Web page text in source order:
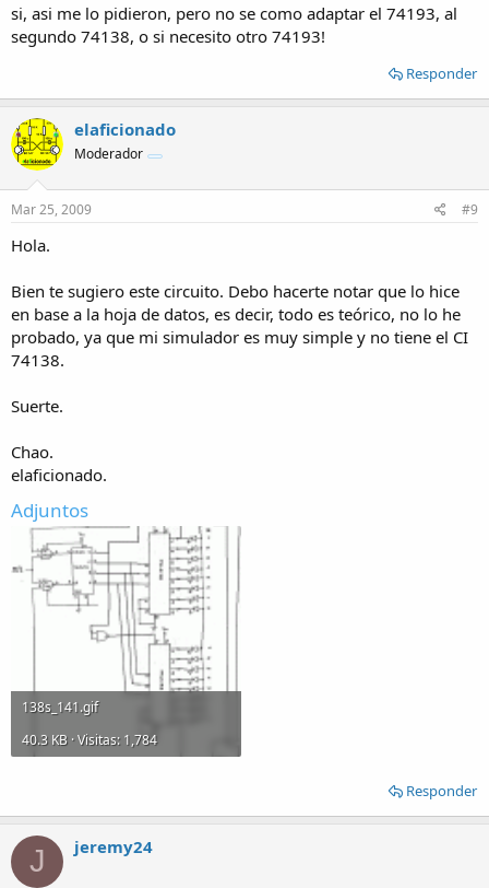
si, asi me lo pidieron, pero no se como adaptar el 74193, al
segundo 74138, o si necesito otro 74193!
Responder
elaficionado
Moderador
Mar 25, 2009 #9
Hola.
Bien te sugiero este circuito. Debo hacerte notar que lo hice
en base a la hoja de datos, es decir, todo es teórico, no lo he
probado, ya que mi simulador es muy simple y no tiene el CI
74138.
Suerte.
Chao.
elaficionado.
Adjuntos
138s_141.gif
40.3 KB · Visitas: 1,784
Responder
J jeremy24